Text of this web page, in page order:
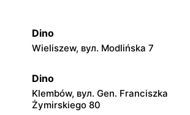
Dino
Wieliszew, вул. Modlińska 7
Dino
Klembów, вул. Gen. Franciszka
Żymirskiego 80